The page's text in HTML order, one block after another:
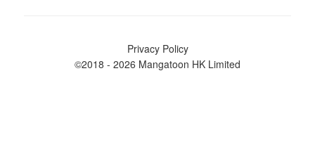
Privacy Policy
©2018 - 2026 Mangatoon HK Limited